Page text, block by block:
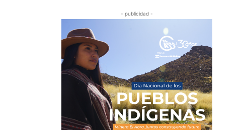
- publicidad -